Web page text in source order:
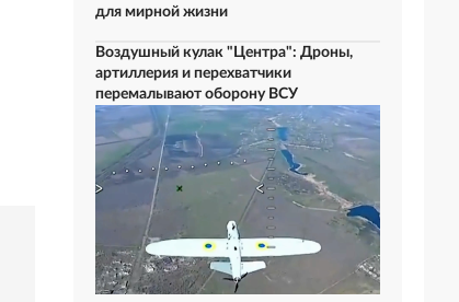
для мирной жизни
Воздушный кулак "Центра": Дроны,
артиллерия и перехватчики
перемалывают оборону ВСУ